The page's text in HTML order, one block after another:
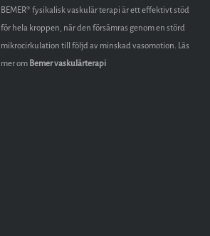
BEMER® fysikalisk vaskulär terapi är ett effektivt stöd
för hela kroppen, när den försämras genom en störd
mikrocirkulation till följd av minskad vasomotion. Läs
mer omBemer vaskulärterapi